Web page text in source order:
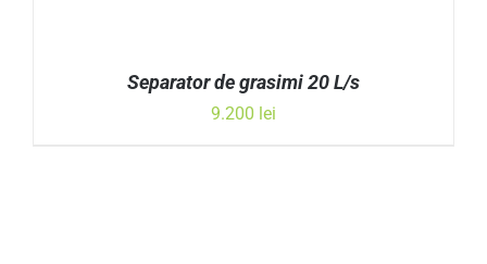
Separator de grasimi 20 L/s
9.200 lei